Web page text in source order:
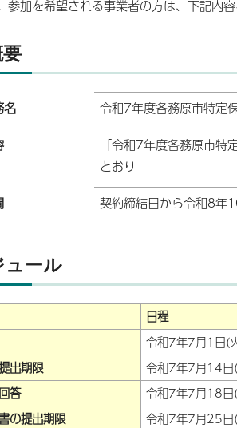
参加を希望される事業者の方は、下記内
名
令和7年度各務原市特定
「令和7年度各務原市
とおり
契約締結日から令和8年
ュール
日程
令和7年7月1日(
出期限
令和7年7月14日
答
令和7年7月18日
の提出期限
令和7年7月25日